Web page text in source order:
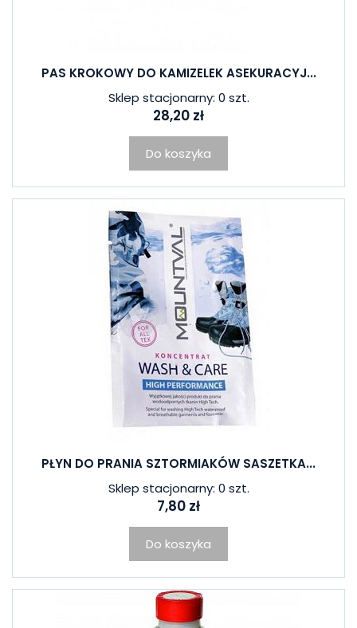
PAS KROKOWY DO KAMIZELEK ASEKURACYJ...
Sklep stacjonarny: 0 szt.
28,20 zł
Do koszyka
PŁYN DO PRANIA SZTORMIAKÓW SASZETKA...
Sklep stacjonarny: 0 szt.
7,80 zł
Do koszyka